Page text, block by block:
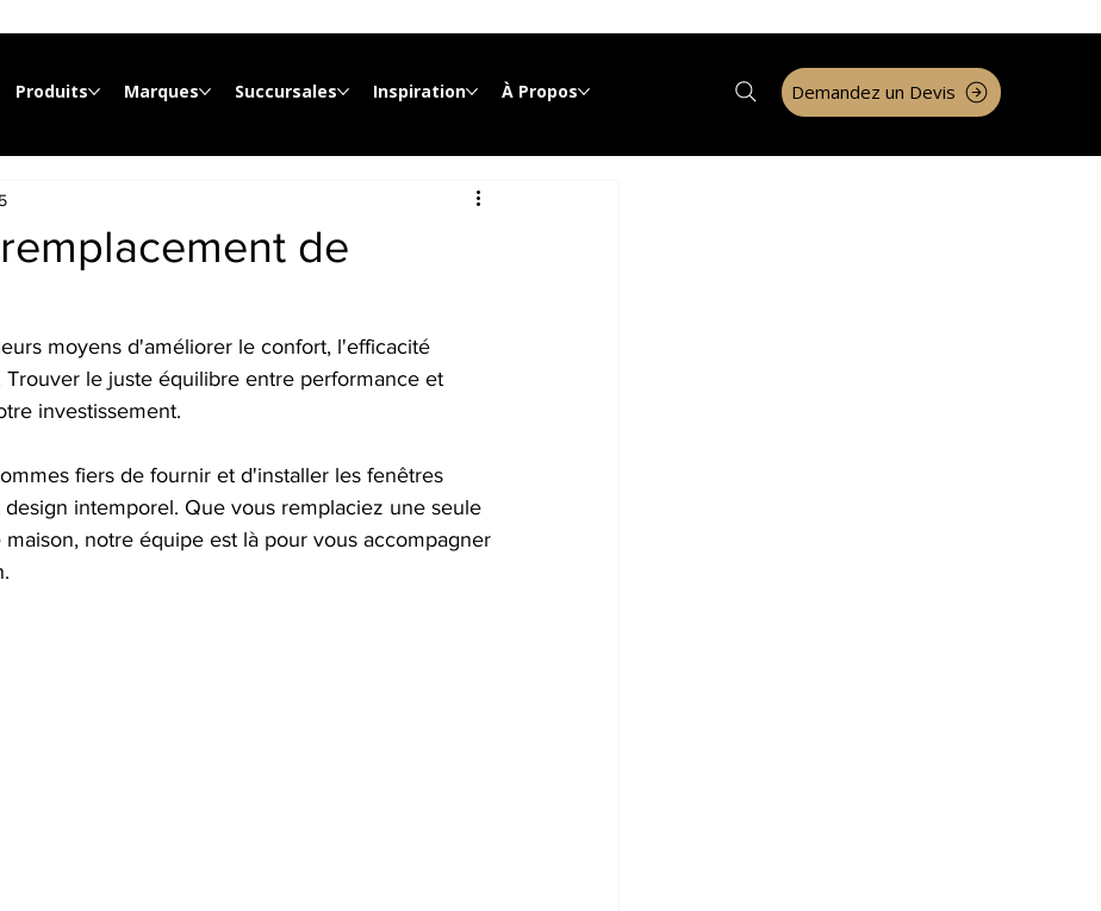
Demandez un Devis
Produits Marques Succursales Inspiration À Propos
de
moyens d'améliorer le confort, l'efficacité
le juste équilibre entre performance et
investissement.
fiers de fournir et d'installer les fenêtres
intemporel. Que vous remplaciez une seule
notre équipe est là pour vous accompagner